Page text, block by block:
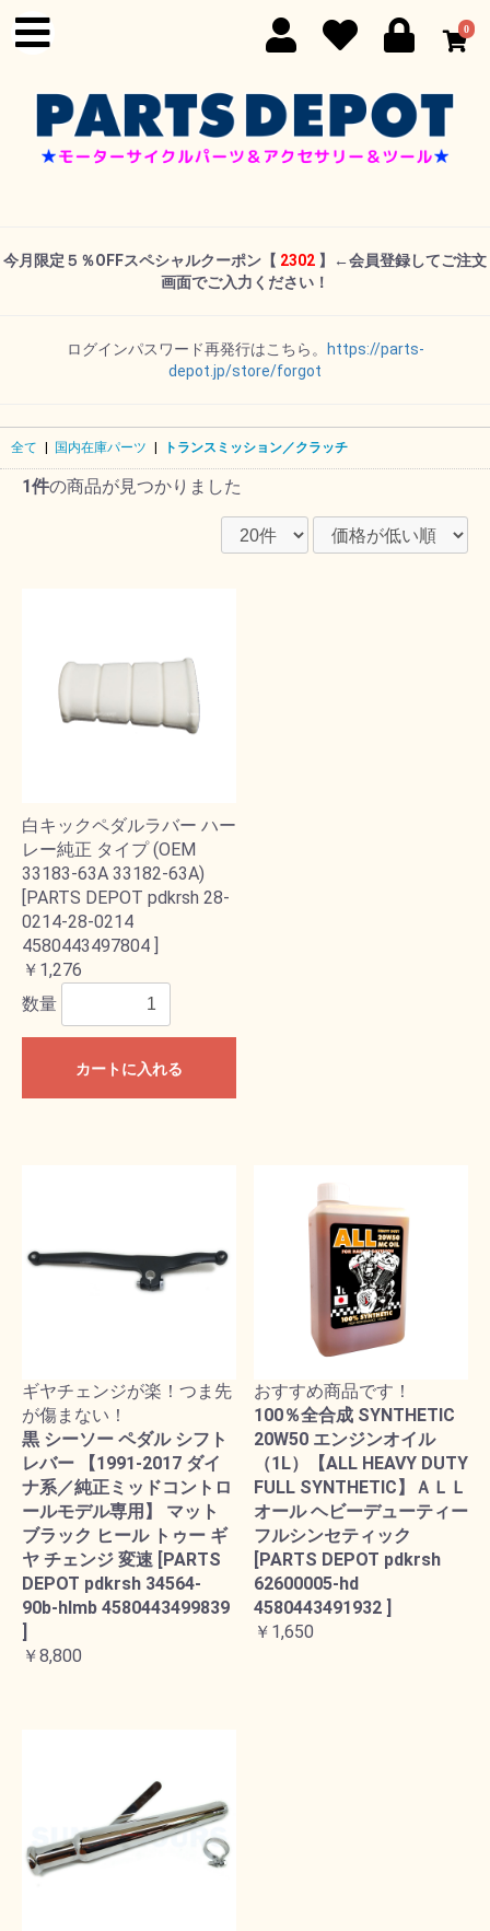
0
今月限定５％OFFスペシャルクーポン 【 2302 】←会員登録してご注文
画面でご入力ください！
ログインパスワード再発行はこちら。
https://parts-
depot.jp/store/forgot
全て 国内在庫パーツ トランスミッション／クラッチ
1件の商品が見つかりました
白キックペダルラバー ハー
レー純正 タイプ (OEM
33183-63A 33182-63A)
[PARTS DEPOT pdkrsh 28-
0214-28-0214
4580443497804 ]
￥1,276
数量
カートに入れる
ギヤチェンジが楽！つま先
が傷まない！
黒 シーソー ペダル シフト
レバー 【1991-2017 ダイ
ナ系／純正ミッドコントロ
ールモデル専用】 マット
ブラック ヒール トゥー ギ
ヤ チェンジ 変速 [PARTS
DEPOT pdkrsh 34564-
90b-hlmb 4580443499839
]
￥8,800
おすすめ商品です！
100％全合成 SYNTHETIC
20W50 エンジンオイル
（1L）【ALL HEAVY DUTY
FULL SYNTHETIC】ＡＬＬ
オール ヘビーデューティー
フルシンセティック
[PARTS DEPOT pdkrsh
62600005-hd
4580443491932 ]
￥1,650